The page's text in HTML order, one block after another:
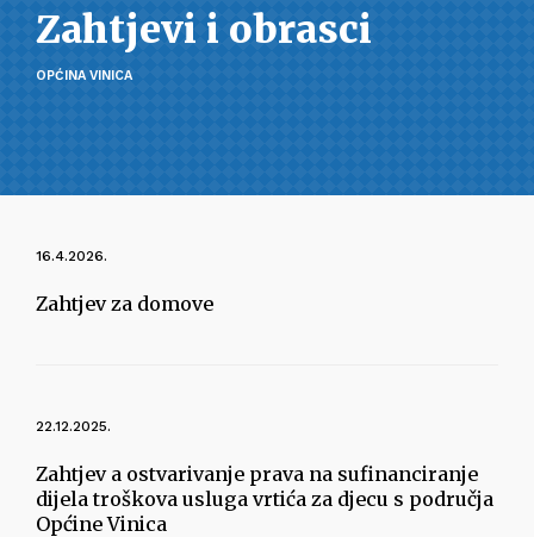
Zahtjevi i obrasci
OPĆINA VINICA
16.4.2026.
Zahtjev za domove
22.12.2025.
Zahtjev a ostvarivanje prava na sufinanciranje
dijela troškova usluga vrtića za djecu s područja
Općine Vinica